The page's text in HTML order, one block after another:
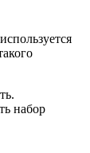
набор